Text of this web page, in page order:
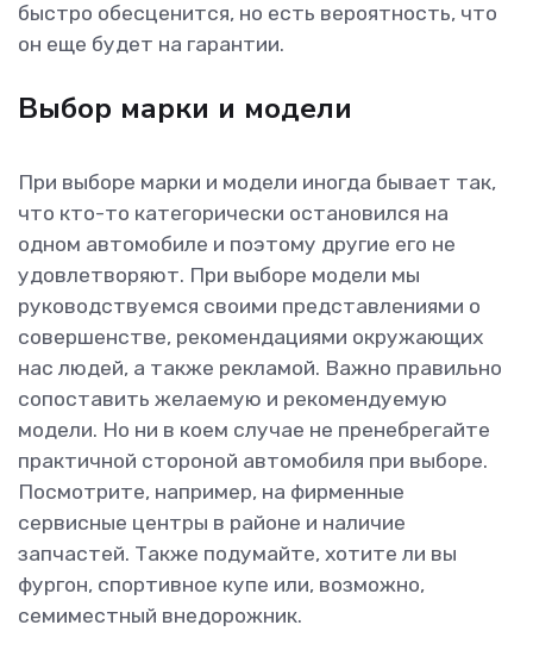
быстро обесценится, но есть вероятность, что
он еще будет на гарантии.
Выбор марки и модели
При выборе марки и модели иногда бывает так,
что кто-то категорически остановился на
одном автомобиле и поэтому другие его не
удовлетворяют. При выборе модели мы
руководствуемся своими представлениями о
совершенстве, рекомендациями окружающих
нас людей, а также рекламой. Важно правильно
сопоставить желаемую и рекомендуемую
модели. Но ни в коем случае не пренебрегайте
практичной стороной автомобиля при выборе.
Посмотрите, например, на фирменные
сервисные центры в районе и наличие
запчастей. Также подумайте, хотите ли вы
фургон, спортивное купе или, возможно,
семиместный внедорожник.